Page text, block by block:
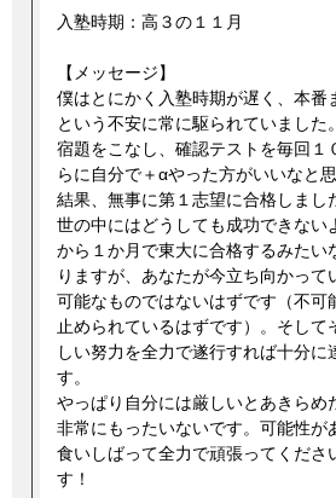
入塾時期：高３の１１月
【メッセージ】
僕はとにかく入塾時期が遅く、本番
という不安に常に駆られていまし
宿題をこなし、確認テストを毎回１
らに自分で＋αやった方がいいなと
結果、無事に第１志望に合格しまし
世の中にはどうしても成功できない
から１か月で東大に合格するみたい
りますが、あなたが今立ち向かって
可能なものではないはずです（不可
止められているはずです）。そして
しい努力を全力で遂行すれば十分に
す。
やっぱり自分には厳しいとあきらめ
非常にもったいないです。可能性が
食いしばって全力で頑張ってくださ
す！